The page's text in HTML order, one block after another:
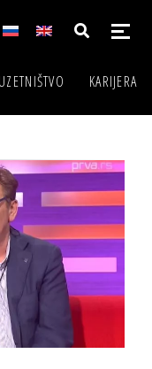
KARIJERA